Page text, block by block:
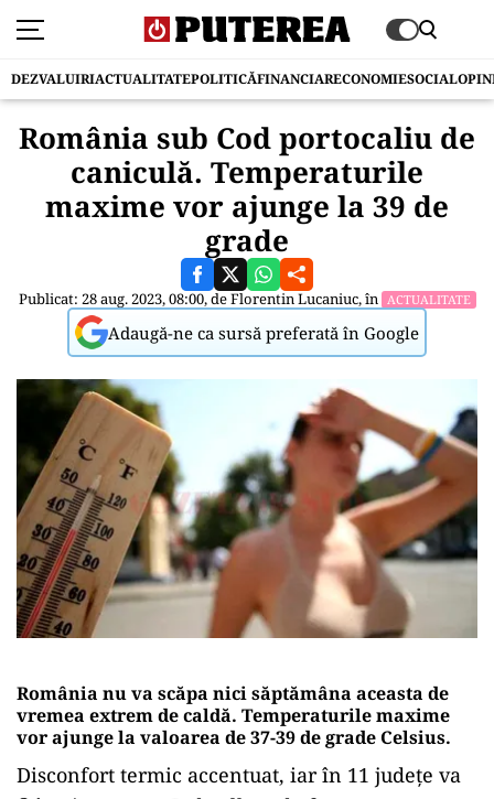
DEZVALUIRIACTUALITATEPOLITICĂFINANCIARECONOMIESOCIAL
România sub Cod portocaliu de
caniculă. Temperaturile
maxime vor ajunge la 39 de
grade
Publicat: 28 aug. 2023, 08:00, deFlorentin Lucaniuc, în ACTUALITATE
Adaugă-ne ca sursă preferată în Google
România nu va scăpa nici săptămâna aceasta de
vremea extrem de caldă. Temperaturile maxime
vor ajunge la valoarea de 37-39 de grade Celsius.
Disconfort termic accentuat, iar în 11 judeţe va